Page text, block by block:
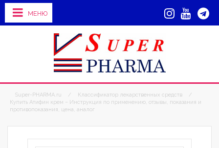
МЕНЮ
Super-PHARMA.ru / Классификатор лекарственных средств
/
Купить Атифин крем – Инструкция по применению, отзывы, показания и
противопоказания, цена, аналог